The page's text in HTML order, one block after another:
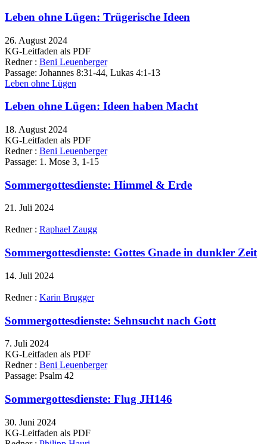
Leben ohne Lügen: Trügerische Ideen
26. August 2024
KG-Leitfaden als PDF
Redner : Beni Leuenberger
Passage: Johannes 8:31-44, Lukas 4:1-13
Leben ohne Lügen
Leben ohne Lügen: Ideen haben Macht
18. August 2024
KG-Leitfaden als PDF
Redner : Beni Leuenberger
Passage: 1. Mose 3, 1-15
Sommergottesdienste: Himmel & Erde
21. Juli 2024
Redner : Raphael Zaugg
Sommergottesdienste: Gottes Gnade in dunkler Zeit
14. Juli 2024
Redner : Karin Brugger
Sommergottesdienste: Sehnsucht nach Gott
7. Juli 2024
KG-Leitfaden als PDF
Redner : Beni Leuenberger
Passage: Psalm 42
Sommergottesdienste: Flug JH146
30. Juni 2024
KG-Leitfaden als PDF